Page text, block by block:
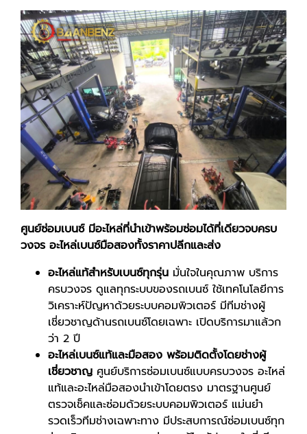
ศูนย์ซ่อมเบนซ์ มีอะไหล่ที่นำเข้าพร้อมซ่อมได้ที่เดียวจบครบ
วงจร อะไหล่เบนซ์มือสองทั้งราคาปลีกและส่ง
อะไหล่แท้สำหรับเบนซ์ทุกรุ่น มั่นใจในคุณภาพ บริการ
ครบวงจร ดูแลทุกระบบของรถเบนซ์ ใช้เทคโนโลยีการ
วิเคราะห์ปัญหาด้วยระบบคอมพิวเตอร์ มีทีมช่างผู้
เชี่ยวชาญด้านรถเบนซ์โดยเฉพาะ เปิดบริการมาแล้วก
ว่า 2 ปี
อะไหล่เบนซ์แท้และมือสอง พร้อมติดตั้งโดยช่างผู้
เชี่ยวชาญ ศูนย์บริการซ่อมเบนซ์แบบครบวงจร อะไหล่
แท้และอะไหล่มือสองนำเข้าโดยตรง มาตรฐานศูนย์
ตรวจเช็คและซ่อมด้วยระบบคอมพิวเตอร์ แม่นยำ
รวดเร็วทีมช่างเฉพาะทาง มีประสบการณ์ซ่อมเบนซ์ทุก